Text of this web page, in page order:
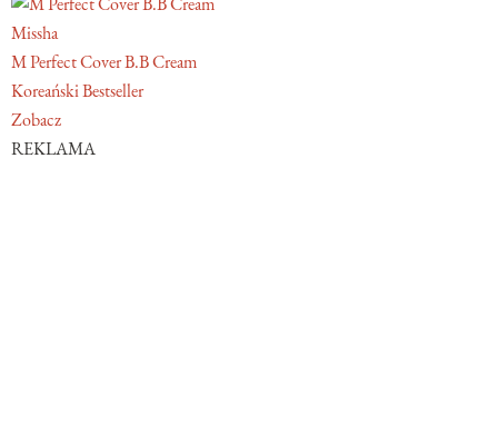
Missha
M Perfect Cover B.B Cream
Koreański Bestseller
Zobacz
REKLAMA